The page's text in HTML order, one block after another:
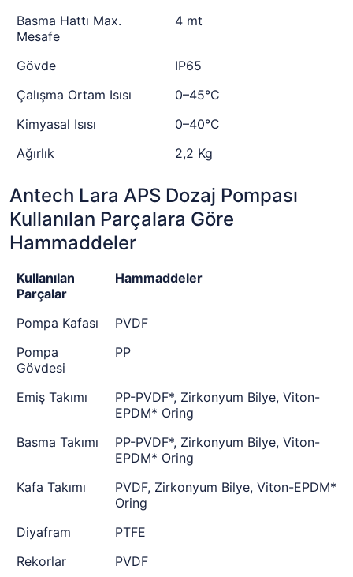
Basma Hattı Max.
Mesafe
4 mt
Gövde
IP65
Çalışma Ortam Isısı
0–45°C
Kimyasal Isısı
0–40°C
Ağırlık
2,2 Kg
Antech Lara APS Dozaj Pompası
Kullanılan Parçalara Göre
Hammaddeler
Kullanılan
Parçalar
Hammaddeler
Pompa Kafası
PVDF
Pompa
Gövdesi
PP
Emiş Takımı
PP-PVDF*, Zirkonyum Bilye, Viton-
EPDM* Oring
Basma Takımı
PP-PVDF*, Zirkonyum Bilye, Viton-
EPDM* Oring
Kafa Takımı
PVDF, Zirkonyum Bilye, Viton-EPDM*
Oring
Diyafram
PTFE
Rekorlar
PVDF